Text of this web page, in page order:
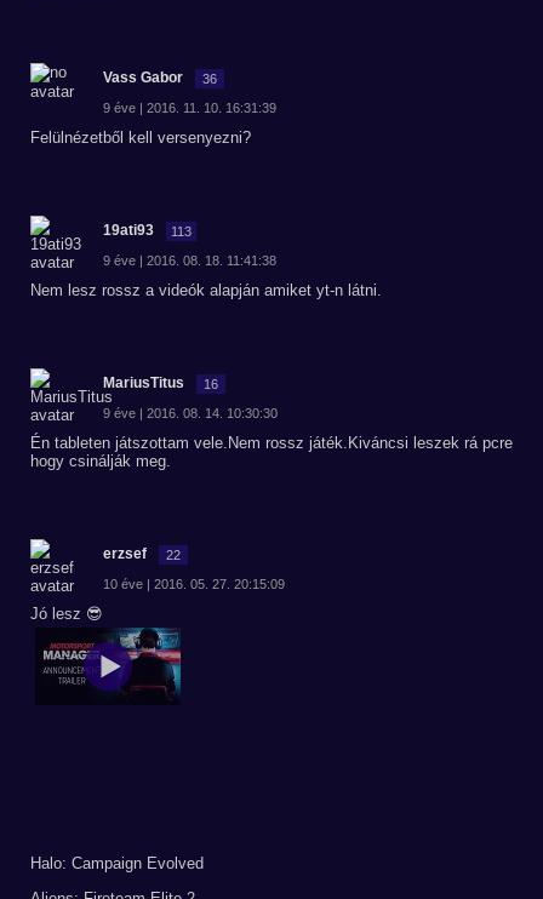
Vass Gabor 36
9 éve | 2016. 11. 10. 16:31:39
Felülnézetből kell versenyezni?
19ati93 113
9 éve | 2016. 08. 18. 11:41:38
Nem lesz rossz a videók alapján amiket yt-n látni.
MariusTitus 16
9 éve | 2016. 08. 14. 10:30:30
Én tableten játszottam vele.Nem rossz játék.Kiváncsi leszek rá pcre
hogy csinálják meg.
erzsef 22
10 éve | 2016. 05. 27. 20:15:09
Jó lesz 😎
Halo: Campaign Evolved